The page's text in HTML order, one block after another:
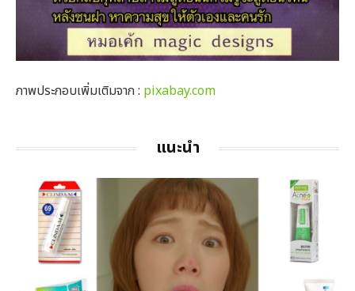
ภาพประกอบเพิ่มเติมจาก : pixabay.com
แนะนำ